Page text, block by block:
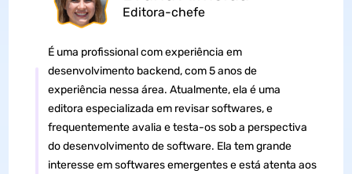
Editora-chefe
É uma profissional com experiência em
desenvolvimento backend, com 5 anos de
experiência nessa área. Atualmente, ela é uma
editora especializada em revisar softwares, e
frequentemente avalia e testa-os sob a perspectiva
do desenvolvimento de software. Ela tem grande
interesse em softwares emergentes e está atenta aos